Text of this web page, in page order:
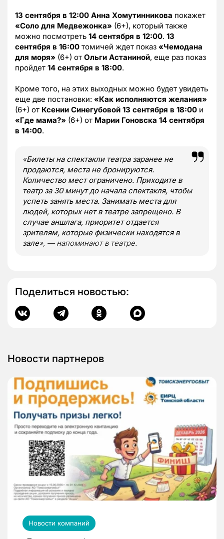
13 сентября в 12:00 Анна Хомутинникова покажет
«Соло для Медвежонка» (6+), который также
можно посмотреть 14 сентября в 12:00. 13
сентября в 16:00 томичей ждет показ «Чемодана
для моря» (6+) от Ольги Астаниной, еще раз показ
пройдет 14 сентября в 18:00.
Кроме того, на этих выходных можно будет увидеть
еще две постановки: «Как исполняются желания»
(6+) от Ксении Синегубовой 13 сентября в 18:00 и
«Где мама?» (6+) от Марии Гоновска 14 сентября
в 14:00.
«Билеты на спектакли театра заранее не
продаются, места не бронируются.
Количество мест ограничено. Приходите в
театр за 30 минут до начала спектакля, чтобы
успеть занять места. Занимать места для
людей, которых нет в театре запрещено. В
случае аншлага, приоритет отдается
зрителям, которые физически находятся в
зале», — напоминают в театре.
Поделиться новостью:
Новости партнеров
Новости компаний